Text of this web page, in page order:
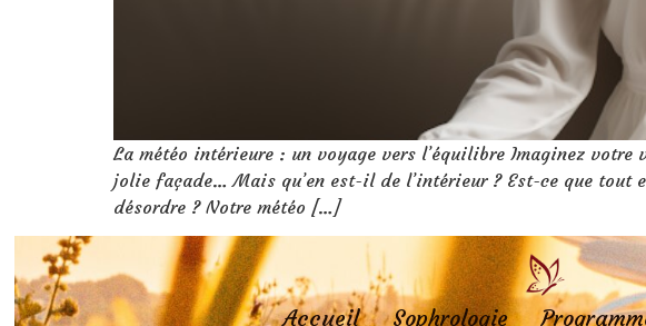
La météo intérieure : un voyage vers l’équilibre Imaginez
jolie façade… Mais qu’en est-il de l’intérieur ? Est-ce que tout
désordre ? Notre météo […]
Accueil Sophrologie